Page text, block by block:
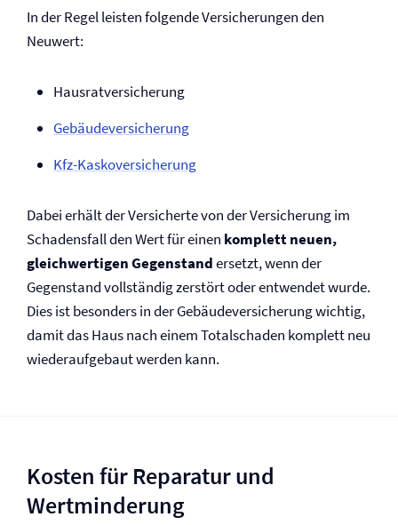
In der Regel leisten folgende Versicherungen den
Neuwert:
Hausrat­versicherung
Gebäude­versicherung
Kfz-Kasko­versicherung
Dabei erhält der Versicherte von der Versicherung im
Schadensfall den Wert für einen komplett neuen,
gleichwertigen Gegenstandersetzt, wenn der
Gegenstand vollständig zerstört oder entwendet wurde.
Dies ist besonders in der Gebäude­versicherung wichtig,
damit das Haus nach einem Totalschaden komplett neu
wiederaufgebaut werden kann.
Kosten für Reparatur und
Wertminderung